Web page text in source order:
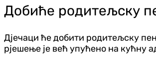
Добиће родитељску
Дјечаци ће добити родитељску
рјешење је већ упућено на кућну